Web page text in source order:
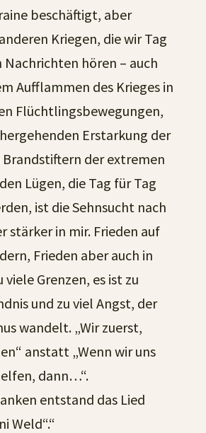
beschäftigt, aber
Kriegen, die wir Tag
Nachrichten hören – auch
Aufflammen des Krieges in
Flüchtlingsbewegungen,
Erstarkung der
Brandstiftern der extremen
Lügen, die Tag für Tag
ist die Sehnsucht nach
stärker in mir. Frieden auf
Frieden aber auch in
viele Grenzen, es ist zu
und zu viel Angst, der
wandelt. „Wir zuerst,
anstatt „Wenn wir uns
dann…“.
entstand das Lied
Weld“.“